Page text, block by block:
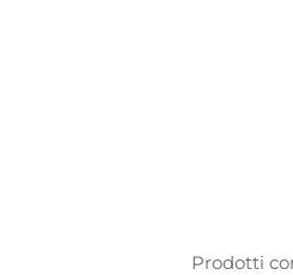
Prodotti